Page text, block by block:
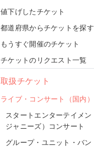
値下げしたチケット
都道府県からチケットを探す
もうすぐ開催のチケット
チケットのリクエスト一覧
取扱チケット
ライブ・コンサート（国内）
スタートエンターテイメン
ジャニーズ）コンサート
グループ・ユニット・バン